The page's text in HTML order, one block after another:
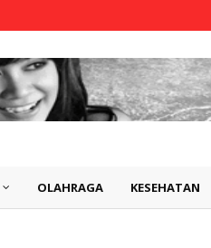
OLAHRAGA KESEHATAN